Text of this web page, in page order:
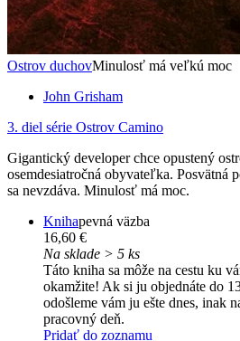
Ostrov duchovMinulosť má veľkú moc
John Grisham
3. diel série Ostrov Camino
Gigantický developer chce opustený
osemdesiatročná obyvateľka. Posvätná
sa nevzdáva. Minulosť má moc.
Knihapevná väzba
16,60 €
Na sklade > 5 ks
Táto kniha sa môže na cestu ku
okamžite! Ak si ju objednáte do
odošleme vám ju ešte dnes, inak
pracovný deň.
Pridať do zoznamu